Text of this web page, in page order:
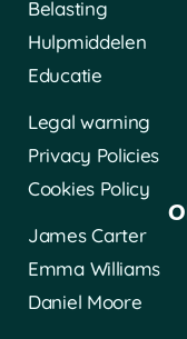
Belasting
Hulpmiddelen
Educatie
Legal warning
Privacy Policies
Cookies Policy
James Carter
Emma Williams
Daniel Moore